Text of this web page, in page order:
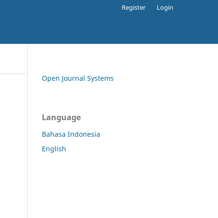
Register Login
Open Journal Systems
Language
Bahasa Indonesia
English